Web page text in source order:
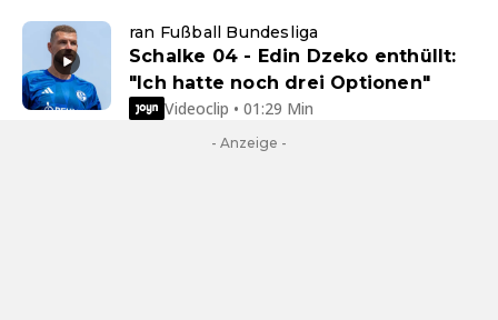
ran Fußball Bundesliga
Schalke 04 - Edin Dzeko enthüllt:
"Ich hatte noch drei Optionen"
Videoclip • 01:29 Min
- Anzeige -